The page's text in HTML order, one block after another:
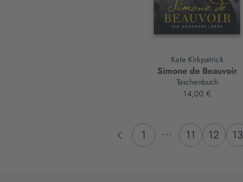
Kate Kirkpatrick
Simone de Beauvoir
Taschenbuch
14,00 €
1 ... 11 12 13